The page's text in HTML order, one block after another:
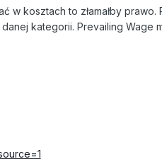
kosztach to złamałby prawo.
kategorii. Prevailing Wage